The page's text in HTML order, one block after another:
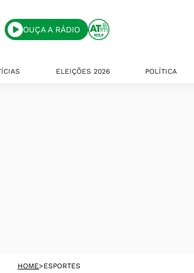
OUÇA A RÁDIO
ELEIÇÕES 2026 POLÍTICA
HOME>ESPORTES